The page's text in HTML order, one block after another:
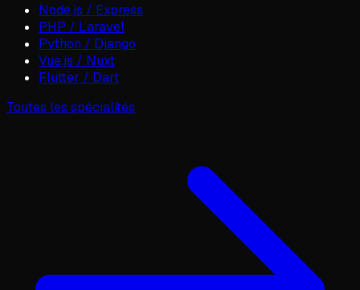
Node.js / Express
PHP / Laravel
Python / Django
Vue.js / Nuxt
Flutter / Dart
Toutes les spécialités